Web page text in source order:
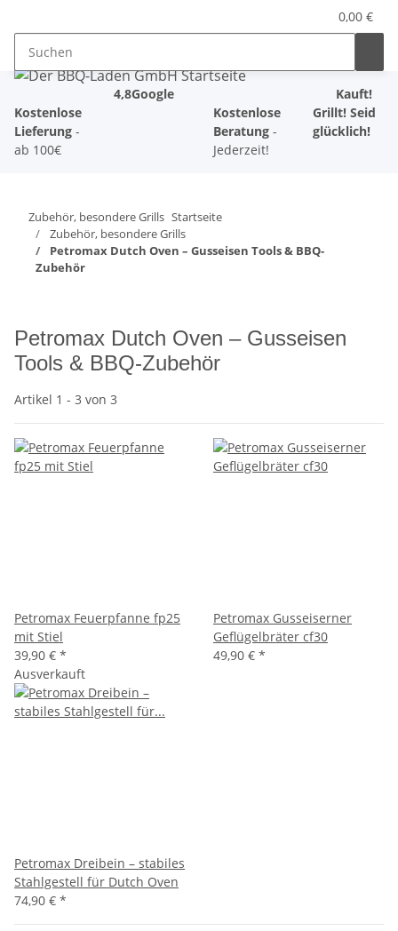
0,00 €
Kostenlose
Lieferung -
ab 100€
4,8Google
Kostenlose
Beratung -
Jederzeit!
Kauft!
Grillt! Seid
glücklich!
Zubehör, besondere Grills Startseite
Zubehör, besondere Grills
Petromax Dutch Oven – Gusseisen Tools & BBQ-
Zubehör
Petromax Dutch Oven – Gusseisen
Tools & BBQ-Zubehör
Artikel 1 - 3 von 3
Petromax Feuerpfanne fp25
mit Stiel
39,90 € *
Petromax Gusseiserner
Geflügelbräter cf30
49,90 € *
Ausverkauft
Petromax Dreibein – stabiles
Stahlgestell für Dutch Oven
74,90 € *